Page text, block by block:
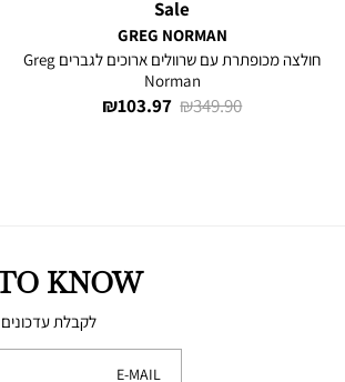
Sale
GREG NORMAN
חולצה מכופתרת עם שרוולים ארוכים לגברים Greg
Norman
מחיר
103.97 ₪
מחיר
349.90 ₪
KNOW
לקבלת
E-MAIL